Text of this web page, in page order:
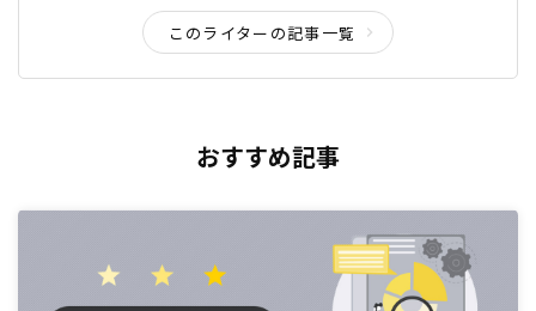
このライターの記事一覧
おすすめ記事